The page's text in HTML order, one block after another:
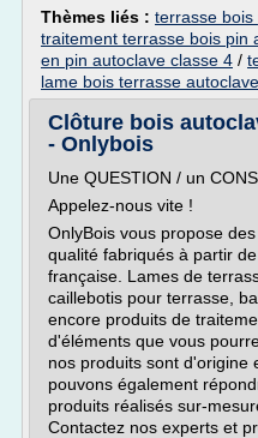
Thèmes liés : terrasse bois
traitement terrasse bois pin
en pin autoclave classe 4 /
lame bois terrasse autoclave
Clôture bois
- Onlybois
Une QUESTION / un
Appelez-nous vite !
OnlyBois vous propose
qualité fabriqués à partir
française. Lames de
caillebotis pour terrasse,
encore produits de
d'éléments que vous
nos produits sont d'origine
pouvons également
produits réalisés sur-
Contactez nos experts et